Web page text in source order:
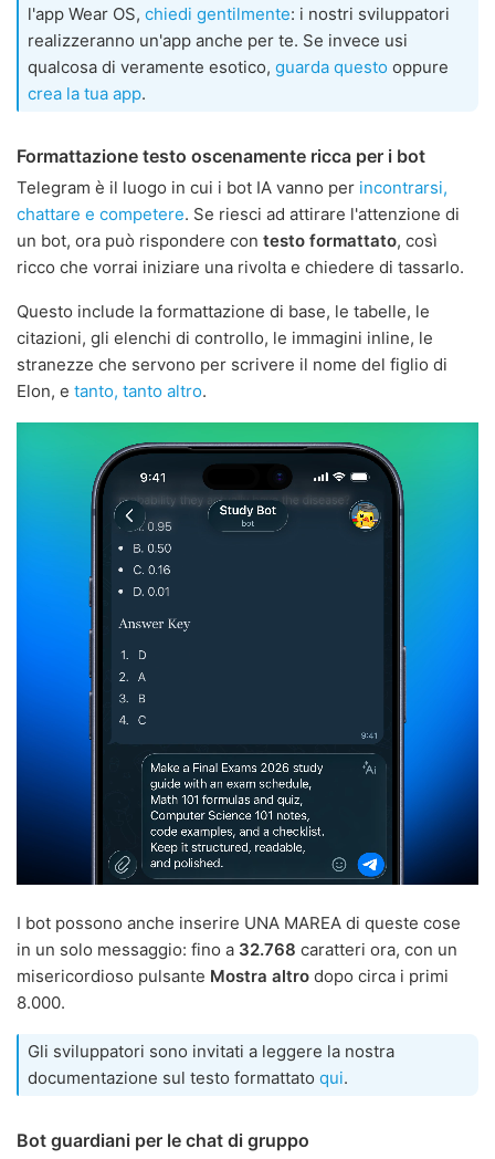
l'app Wear OS, chiedi gentilmente: i nostri sviluppatori
realizzeranno un'app anche per te. Se invece usi
qualcosa di veramente esotico, guarda questo oppure
crea la tua app.
Formattazione testo oscenamente ricca per i bot
Telegram è il luogo in cui i bot IA vanno per incontrarsi,
chattare e competere. Se riesci ad attirare l'attenzione di
un bot, ora può rispondere con testo formattato, così
ricco che vorrai iniziare una rivolta e chiedere di tassarlo.
Questo include la formattazione di base, le tabelle, le
citazioni, gli elenchi di controllo, le immagini inline, le
stranezze che servono per scrivere il nome del figlio di
Elon, e tanto, tanto altro.
I bot possono anche inserire UNA MAREA di queste cose
in un solo messaggio: fino a 32.768 caratteri ora, con un
misericordioso pulsante Mostra altro dopo circa i primi
8.000.
Gli sviluppatori sono invitati a leggere la nostra
documentazione sul testo formattato qui.
Bot guardiani per le chat di gruppo